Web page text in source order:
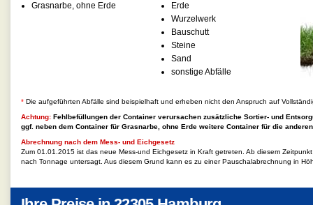
Grasnarbe, ohne Erde
Erde
Wurzelwerk
Bauschutt
Steine
Sand
sonstige Abfälle
* Die aufgeführten Abfälle sind beispielhaft und erheben nicht den Anspruch auf
Achtung: Fehlbefüllungen der Container verursachen zusätzliche Sortier- und
ggf. neben dem Container für Grasnarbe, ohne Erde weitere Container für die
Abrechnung nach dem Mess- und Eichgesetz
Zum 01.01.2015 ist das neue Mess-und Eichgesetz in Kraft getreten. Ab diesem
nach Tonnage untersagt. Aus diesem Grund kann es zu einer Pauschalabrechnung in